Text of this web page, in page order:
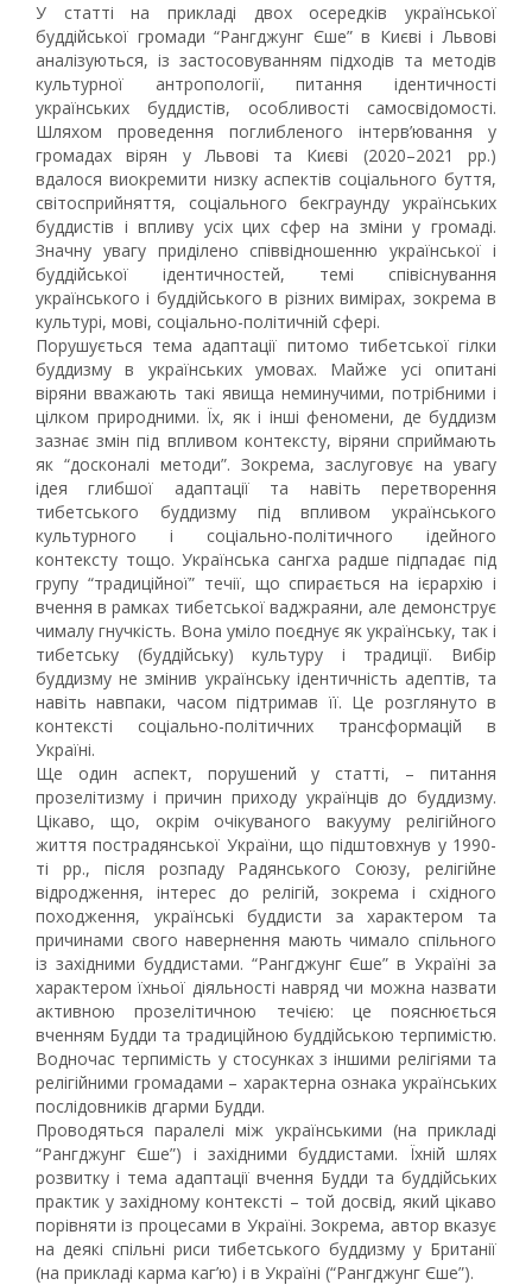
У статті на прикладі двох осередків української
буддійської громади “Рангджунг Єше” в Києві і Львові
аналізуються, із застосовуванням підходів та методів
культурної антропології, питання ідентичності
українських буддистів, особливості самосвідомості.
Шляхом проведення поглибленого інтерв’ювання у
громадах вірян у Львові та Києві (2020–2021 рр.)
вдалося виокремити низку аспектів соціального буття,
світосприйняття, соціального бекграунду українських
буддистів і впливу усіх цих сфер на зміни у громаді.
Значну увагу приділено співвідношенню української і
буддійської ідентичностей, темі співіснування
українського і буддійського в різних вимірах, зокрема в
культурі, мові, соціально-політичній сфері.
Порушується тема адаптації питомо тибетської гілки
буддизму в українських умовах. Майже усі опитані
віряни вважають такі явища неминучими, потрібними і
цілком природними. Їх, як і інші феномени, де буддизм
зазнає змін під впливом контексту, віряни сприймають
як “досконалі методи”. Зокрема, заслуговує на увагу
ідея глибшої адаптації та навіть перетворення
тибетського буддизму під впливом українського
культурного і соціально-політичного ідейного
контексту тощо. Українська сангха радше підпадає під
групу “традиційної” течії, що спирається на ієрархію і
вчення в рамках тибетської ваджраяни, але демонструє
чималу гнучкість. Вона уміло поєднує як українську, так і
тибетську (буддійську) культуру і традиції. Вибір
буддизму не змінив українську ідентичність адептів, та
навіть навпаки, часом підтримав її. Це розглянуто в
контексті соціально-політичних трансформацій в
Україні.
Ще один аспект, порушений у статті, – питання
прозелітизму і причин приходу українців до буддизму.
Цікаво, що, окрім очікуваного вакууму релігійного
життя пострадянської України, що підштовхнув у 1990-
ті рр., після розпаду Радянського Союзу, релігійне
відродження, інтерес до релігій, зокрема і східного
походження, українські буддисти за характером та
причинами свого навернення мають чимало спільного
із західними буддистами. “Рангджунг Єше” в Україні за
характером їхньої діяльності навряд чи можна назвати
активною прозелітичною течією: це пояснюється
вченням Будди та традиційною буддійською терпимістю.
Водночас терпимість у стосунках з іншими релігіями та
релігійними громадами – характерна ознака українських
послідовників дгарми Будди.
Проводяться паралелі між українськими (на прикладі
“Рангджунг Єше”) і західними буддистами. Їхній шлях
розвитку і тема адаптації вчення Будди та буддійських
практик у західному контексті – той досвід, який цікаво
порівняти із процесами в Україні. Зокрема, автор вказує
на деякі спільні риси тибетського буддизму у Британії
(на прикладі карма каг’ю) і в Україні (“Рангджунг Єше”).